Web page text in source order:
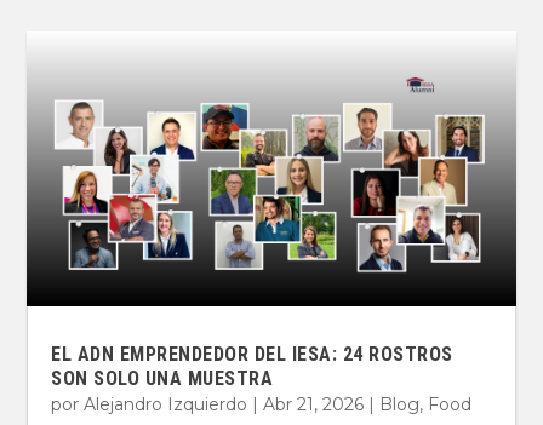
EL ADN EMPRENDEDOR DEL IESA: 24 ROSTROS
SON SOLO UNA MUESTRA
porAlejandro Izquierdo |Abr 21, 2026 | Blog, Food